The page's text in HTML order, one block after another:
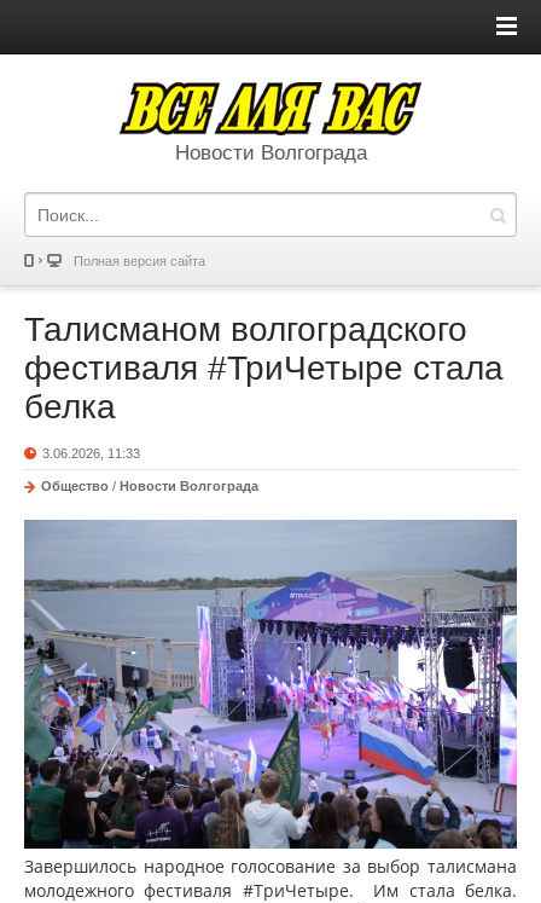
Новости Волгограда
Полная версия сайта
Талисманом волгоградского
фестиваля #ТриЧетыре стала
белка
3.06.2026, 11:33
Общество / Новости Волгограда
Завершилось народное голосование за выбор талисмана
молодежного фестиваля #ТриЧетыре. Им стала белка.